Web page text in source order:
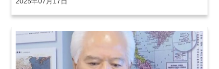
南海局势总体稳定 警惕个别国家搅乱南海